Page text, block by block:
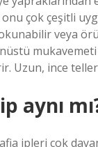
onu çok çeşitli
veya
Uzun, ince
aynı
ipleri çok